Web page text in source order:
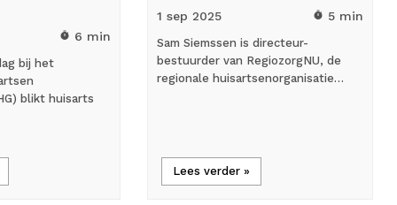
timer 6 min
bij het
blikt huisarts
1 sep 2025 timer 5 min
Sam Siemssen is directeur-
bestuurder van RegiozorgNU, de
regionale huisartsenorganisatie…
Lees verder »